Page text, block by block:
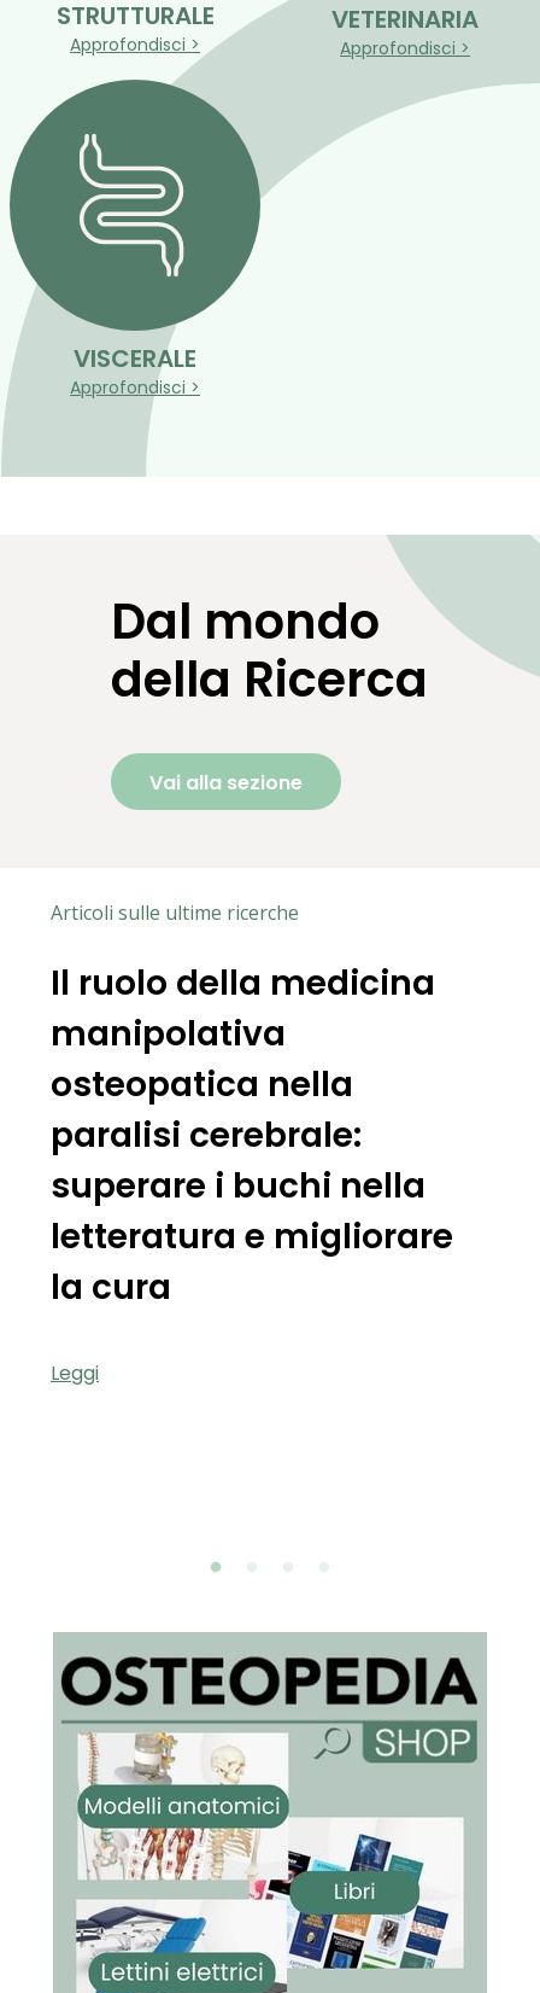
STRUTTURALE
Approfondisci >
VETERINARIA
Approfondisci >
VISCERALE
Approfondisci >
Dal mondo
della Ricerca
Vai alla sezione
Articoli sulle ultime ricerche
Il ruolo della medicina
manipolativa
osteopatica nella
paralisi cerebrale:
superare i buchi nella
letteratura e migliorare
la cura
Leggi